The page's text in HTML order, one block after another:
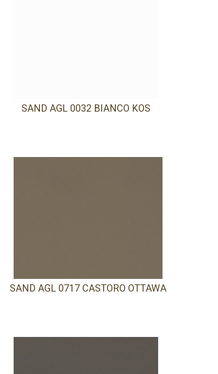
SAND AGL 0032 BIANCO KOS
SAND AGL 0717 CASTORO OTTAWA